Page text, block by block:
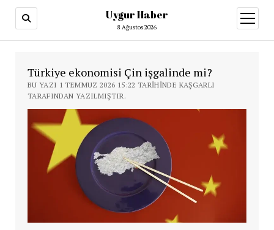
Uygur Haber
8 Ağustos 2026
aç
Türkiye ekonomisi Çin işgalinde mi?
BU YAZI 1 TEMMUZ 2026 15:22 TARIHINDE KAŞGARLI
TARAFINDAN YAZILMIŞTIR.